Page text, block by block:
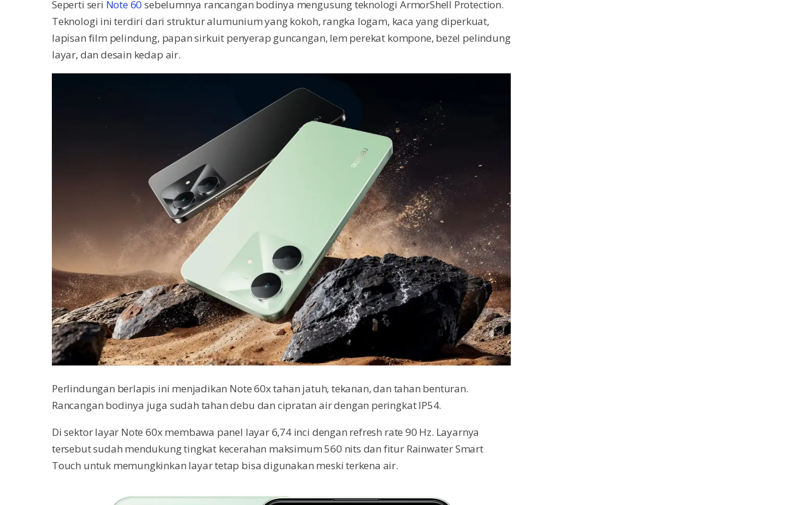
Seperti seri Note 60 sebelumnya rancangan bodinya mengusung teknologi ArmorShell Protection.
Teknologi ini terdiri dari struktur alumunium yang kokoh, rangka logam, kaca yang diperkuat,
lapisan film pelindung, papan sirkuit penyerap guncangan, lem perekat kompone, bezel pelindung
layar, dan desain kedap air.
Perlindungan berlapis ini menjadikan Note 60x tahan jatuh, tekanan, dan tahan benturan.
Rancangan bodinya juga sudah tahan debu dan cipratan air dengan peringkat IP54.
Di sektor layar Note 60x membawa panel layar 6,74 inci dengan refresh rate 90 Hz. Layarnya
tersebut sudah mendukung tingkat kecerahan maksimum 560 nits dan fitur Rainwater Smart
Touch untuk memungkinkan layar tetap bisa digunakan meski terkena air.